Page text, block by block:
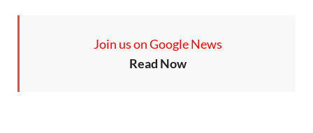
Join us on Google News
Read Now